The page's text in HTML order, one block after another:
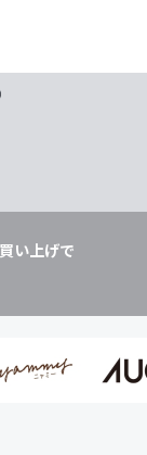
い上げで